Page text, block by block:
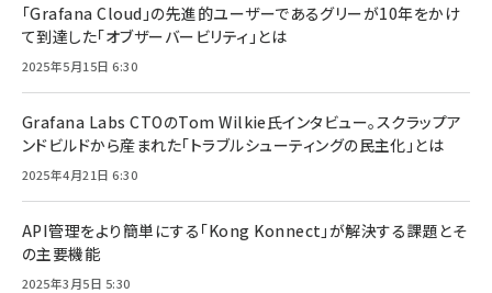
「Grafana Cloud」の先進的ユーザーであるグリーが10年をかけ
て到達した「オブザーバービリティ」とは
2025年5月15日 6:30
Grafana Labs CTOのTom Wilkie氏インタビュー。スクラップア
ンドビルドから産まれた「トラブルシューティングの民主化」とは
2025年4月21日 6:30
API管理をより簡単にする「Kong Konnect」が解決する課題とそ
の主要機能
2025年3月5日 5:30